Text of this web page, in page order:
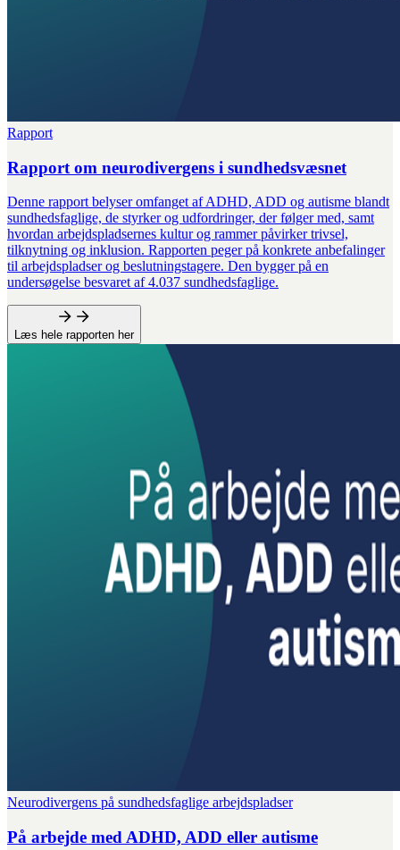
Rapport
Rapport om neurodivergens i sundhedsvæsnet
Denne rapport belyser omfanget af ADHD, ADD og autisme blandt
sundhedsfaglige, de styrker og udfordringer, der følger med, samt
hvordan arbejdspladsernes kultur og rammer påvirker trivsel,
tilknytning og inklusion. Rapporten peger på konkrete anbefalinger
til arbejdspladser og beslutningstagere. Den bygger på en
undersøgelse besvaret af 4.037 sundhedsfaglige.
Læs hele rapporten her
Neurodivergens på sundhedsfaglige arbejdspladser
På arbejde med ADHD, ADD eller autisme